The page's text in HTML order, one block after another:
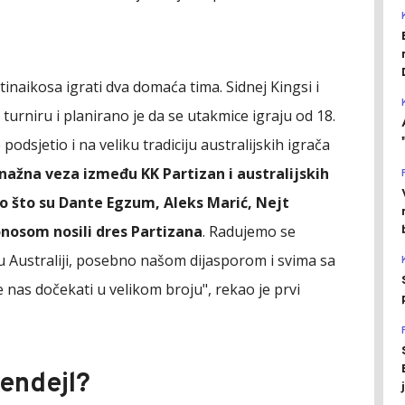
igrati dva domaća tima. Sidnej Kingsi i
i planirano je da se utakmice igraju od 18.
i na veliku tradiciju australijskih igrača
veza između KK Partizan i australijskih
su Dante Egzum, Aleks Marić, Nejt
nosili dres Partizana. Radujemo se
posebno našom dijasporom i svima sa
dočekati u velikom broju", rekao je prvi